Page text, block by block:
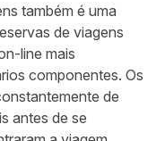
também é uma
de viagens
line mais
componentes. Os
de
antes de se